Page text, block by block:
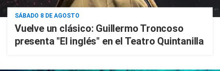
SÁBADO 8 DE AGOSTO
Vuelve un clásico: Guillermo Troncoso
presenta "El inglés" en el Teatro Quintanilla